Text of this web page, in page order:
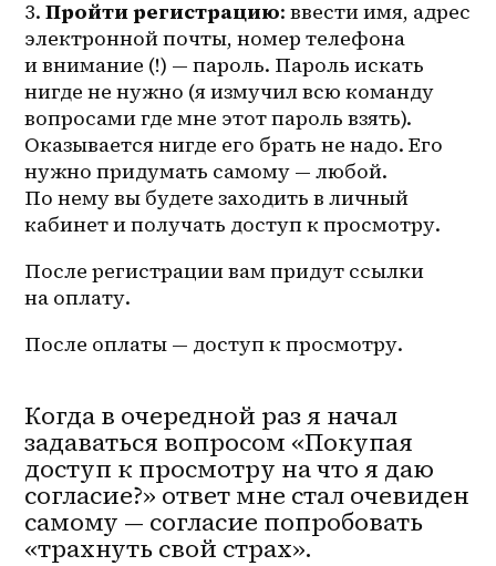
3. Пройти регистрацию: ввести имя, адрес
электронной почты, номер телефона
и внимание (!) — пароль. Пароль искать
нигде не нужно (я измучил всю команду
вопросами где мне этот пароль взять).
Оказывается нигде его брать не надо. Его
нужно придумать самому — любой.
По нему вы будете заходить в личный
кабинет и получать доступ к просмотру.
После регистрации вам придут ссылки
на оплату.
После оплаты — доступ к просмотру.
Когда в очередной раз я начал
задаваться вопросом «Покупая
доступ к просмотру на что я даю
согласие?» ответ мне стал очевиден
самому — согласие попробовать
«трахнуть свой страх».